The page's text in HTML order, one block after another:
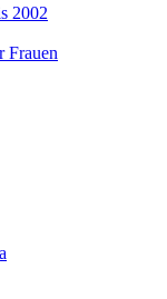
2002
Frauen